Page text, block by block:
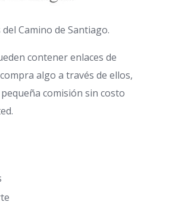
Camino de Santiago.
contener enlaces de
algo a través de ellos,
comisión sin costo